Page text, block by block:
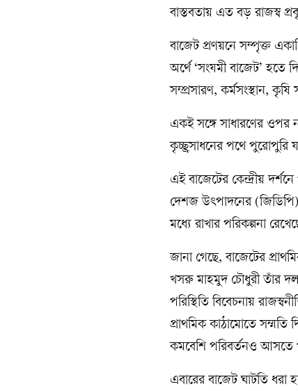
বাস্তবতায় এত বড় রাজস্ব
বাজেট প্রণয়নে সম্পৃক্ত
অর্থে ‘সংযমী বাজেট’ হতে
সম্প্রসারণ, কর্মসংস্থান,
একই সঙ্গে সাধারণের ওপর
কৃচ্ছ্রসাধনের পথে পুরোপুরি
এই বাজেটের কেন্দ্রীয়
দেশজ উৎপাদনের (জিডিপি)
মধ্যে রাখার পরিকল্পনা
জানা গেছে, বাজেটের
খসরু মাহমুদ চৌধুরী তাঁর দল
পরিস্থিতি বিবেচনায়
প্রাথমিক কাঠামোতে সম্মতি
কমবেশি পরিবর্তনও আসতে
এবারের বাজেট ঘাটতি